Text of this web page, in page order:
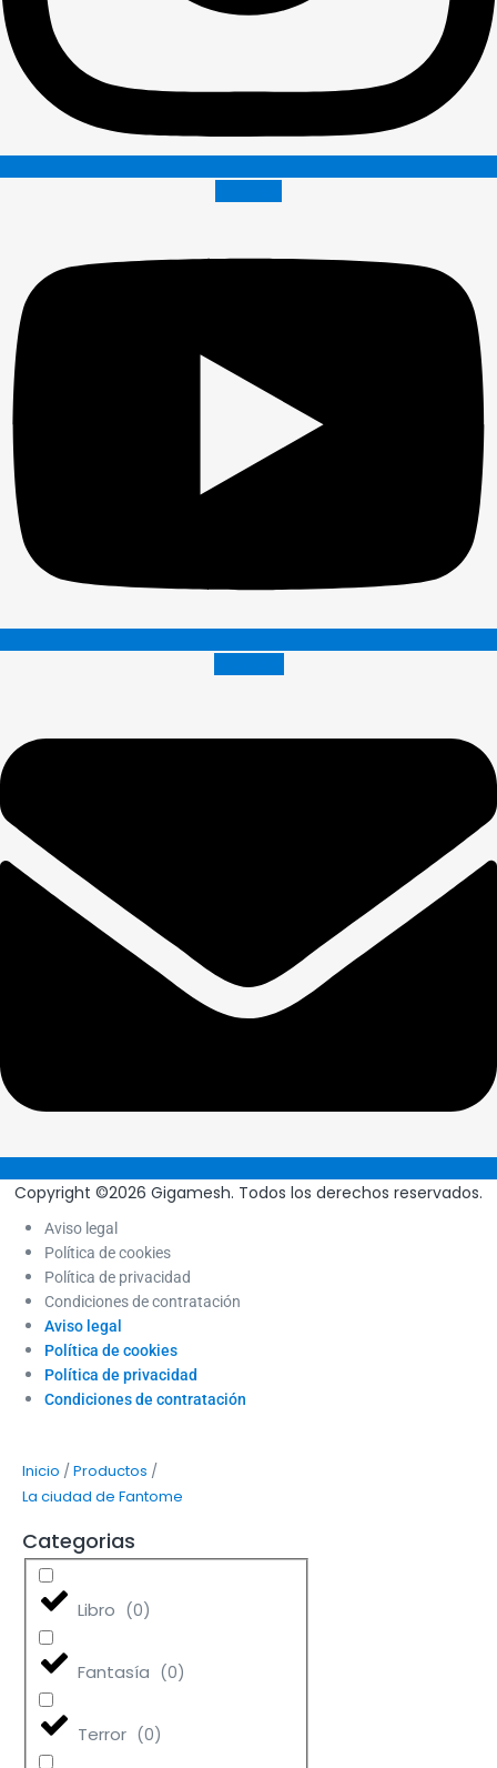
Copyright ©2026 Gigamesh. Todos los derechos reservados.
Aviso legal
Política de cookies
Política de privacidad
Condiciones de contratación
Aviso legal
Política de cookies
Política de privacidad
Condiciones de contratación
Inicio /Productos /
La ciudad de Fantome
Categorias
Libro (0)
Fantasía (0)
Terror (0)